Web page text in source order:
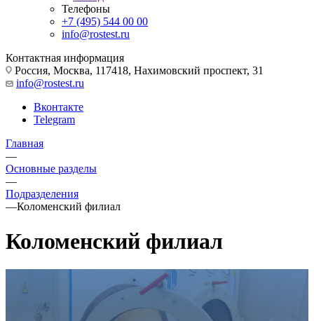
Телефоны
+7 (495) 544 00 00
info@rostest.ru
Контактная информация
Россия, Москва, 117418, Нахимовский проспект, 31
info@rostest.ru
Вконтакте
Telegram
Главная
—
Основные разделы
—
Подразделения
—Коломенский филиал
Коломенский филиал